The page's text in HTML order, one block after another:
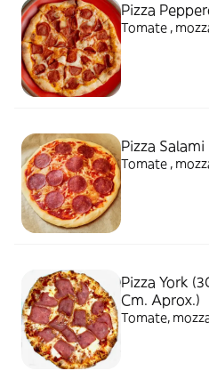
Pizza
Tomate ,
Pizza Salami
Tomate ,
Pizza York
Cm. Aprox.)
Tomate,